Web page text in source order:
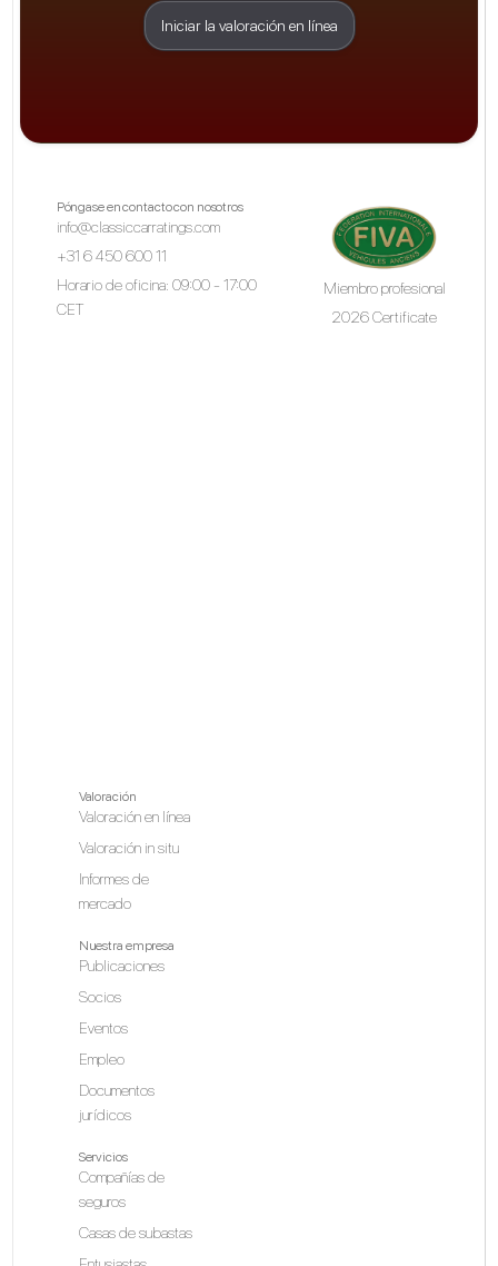
Iniciar la valoración en línea
Póngase en contacto con nosotros
info@classiccarratings.com
+31 6 450 600 11
Horario de oficina: 09:00 - 17:00
CET
Miembro profesional
2026 Certificate
Valoración
Valoración en línea
Valoración in situ
Informes de
mercado
Nuestra empresa
Publicaciones
Socios
Eventos
Empleo
Documentos
jurídicos
Servicios
Compañías de
seguros
Casas de subastas